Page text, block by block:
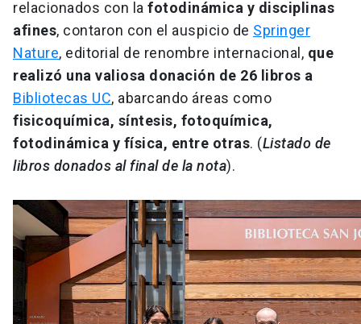
relacionados con la fotodinámica y disciplinas
afines, contaron con el auspicio de Springer
Nature, editorial de renombre internacional, que
realizó una valiosa donación de 26 libros a
Bibliotecas UC, abarcando áreas como
fisicoquímica, síntesis, fotoquímica,
fotodinámica y física, entre otras. (Listado de
libros donados al final de la nota).